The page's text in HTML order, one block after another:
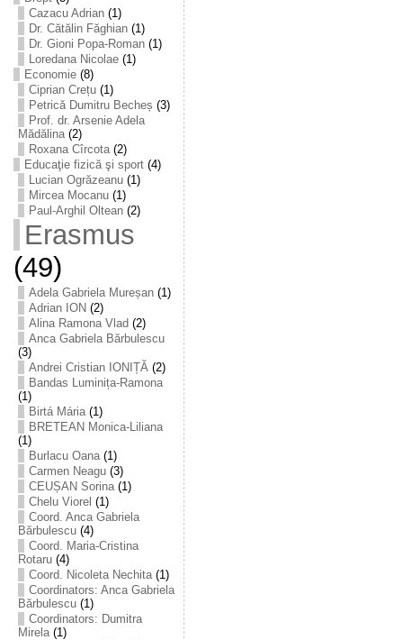
Cazacu Adrian(1)
Dr. Cătălin Făghian(1)
Dr. Gioni Popa-Roman(1)
Loredana Nicolae(1)
Economie(8)
Ciprian Crețu(1)
Petrică Dumitru Becheș (3)
Prof. dr. Arsenie Adela
Mădălina(2)
Roxana Cîrcota(2)
Educaţie fizică şi sport(4)
Lucian Ogrăzeanu(1)
Mircea Mocanu(1)
Paul-Arghil Oltean(2)
Erasmus
(49)
Adela Gabriela Mureșan(1)
Adrian ION (2)
Alina Ramona Vlad (2)
Anca Gabriela Bărbulescu
(3)
Andrei Cristian IONIȚĂ(2)
Bandas Luminița-Ramona
(1)
Birtá Mária(1)
BRETEAN Monica-Liliana
(1)
Burlacu Oana(1)
Carmen Neagu(3)
CEUȘAN Sorina(1)
Chelu Viorel (1)
Coord. Anca Gabriela
Bărbulescu(4)
Coord. Maria-Cristina
Rotaru(4)
Coord. Nicoleta Nechita(1)
Coordinators: Anca Gabriela
Bărbulescu(1)
Coordinators: Dumitra
Mirela(1)